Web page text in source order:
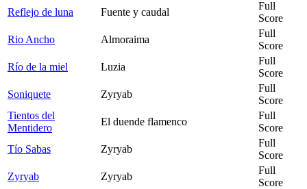
Reflejo de luna
Fuente y caudal
Full
Score
Rio Ancho
Almoraima
Full
Score
Río de la miel
Luzia
Full
Score
Soniquete
Zyryab
Full
Score
Tientos del
Mentidero
El duende flamenco
Full
Score
Tío Sabas
Zyryab
Full
Score
Zyryab
Zyryab
Full
Score